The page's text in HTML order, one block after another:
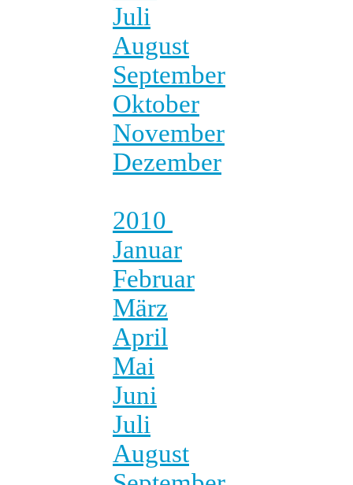
Juli
August
September
Oktober
November
Dezember
2010
Januar
Februar
März
April
Mai
Juni
Juli
August